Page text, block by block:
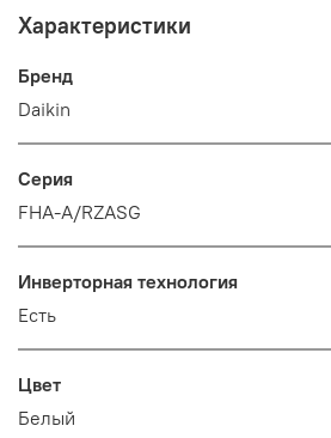
Характеристики
Бренд
Daikin
Серия
FHA-A/RZASG
Инверторная технология
Есть
Цвет
Белый